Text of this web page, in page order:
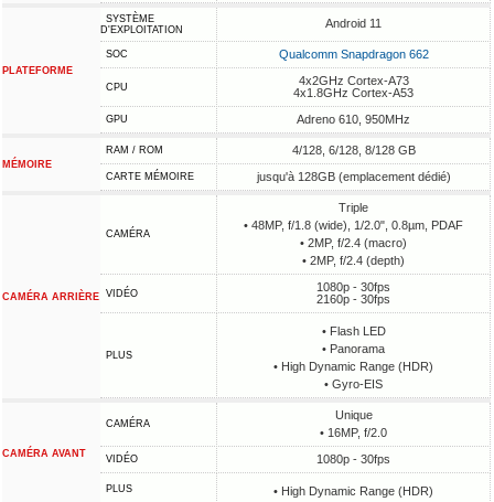
PLATEFORME
SYSTÈME
D'EXPLOITATION
Android 11
SOC Qualcomm Snapdragon 662
CPU
4x2GHz Cortex-A73
4x1.8GHz Cortex-A53
GPU Adreno 610, 950MHz
MÉMOIRE
RAM / ROM 4/128, 6/128, 8/128 GB
CARTE MÉMOIRE jusqu'à 128GB (emplacement dédié)
CAMÉRA ARRIÈRE
CAMÉRA
Triple
• 48MP, f/1.8 (wide), 1/2.0", 0.8µm, PDAF
• 2MP, f/2.4 (macro)
• 2MP, f/2.4 (depth)
VIDÉO
1080p - 30fps
2160p - 30fps
PLUS
• Flash LED
• Panorama
• High Dynamic Range (HDR)
• Gyro-EIS
CAMÉRA AVANT
CAMÉRA
Unique
• 16MP, f/2.0
VIDÉO 1080p - 30fps
PLUS • High Dynamic Range (HDR)